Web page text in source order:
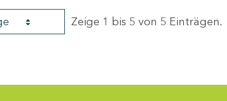
Zeige 1 bis 5 von 5 Einträgen.